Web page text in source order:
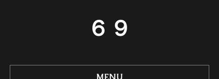
６９